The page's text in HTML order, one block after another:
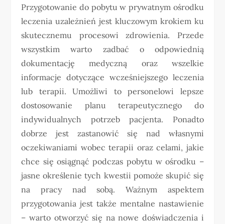
Przygotowanie do pobytu w prywatnym ośrodku
leczenia uzależnień jest kluczowym krokiem ku
skutecznemu procesowi zdrowienia. Przede
wszystkim warto zadbać o odpowiednią
dokumentację medyczną oraz wszelkie
informacje dotyczące wcześniejszego leczenia
lub terapii. Umożliwi to personelowi lepsze
dostosowanie planu terapeutycznego do
indywidualnych potrzeb pacjenta. Ponadto
dobrze jest zastanowić się nad własnymi
oczekiwaniami wobec terapii oraz celami, jakie
chce się osiągnąć podczas pobytu w ośrodku –
jasne określenie tych kwestii pomoże skupić się
na pracy nad sobą. Ważnym aspektem
przygotowania jest także mentalne nastawienie
– warto otworzyć się na nowe doświadczenia i